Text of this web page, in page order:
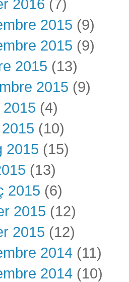
2016 (7)
2015 (9)
2015 (9)
2015 (13)
2015 (9)
2015 (4)
(10)
2015 (15)
(13)
2015 (6)
2015 (12)
2015 (12)
2014 (11)
2014 (10)